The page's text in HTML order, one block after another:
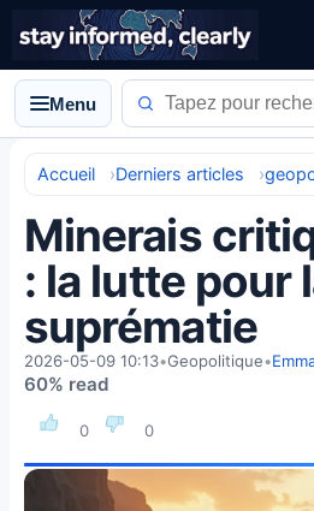
Menu
Accueil Derniers articles
Minerais
: la lutte pour
suprématie
0 0
2026-05-09 10:13•Geopolitique•
60% read